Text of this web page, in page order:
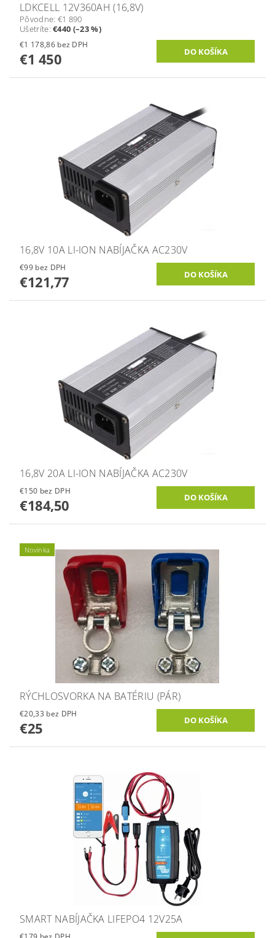
LDKCELL 12V360AH (16,8V)
Pôvodne: €1 890
Ušetríte:€440 (–23 %)
€1 178,86 bez DPH
€1 450
16,8V 10A LI-ION NABÍJAČKA AC230V
€99 bez DPH
€121,77
16,8V 20A LI-ION NABÍJAČKA AC230V
€150 bez DPH
€184,50
Novinka
RÝCHLOSVORKA NA BATÉRIU (PÁR)
€20,33 bez DPH
€25
SMART NABÍJAČKA LIFEPO4 12V25A